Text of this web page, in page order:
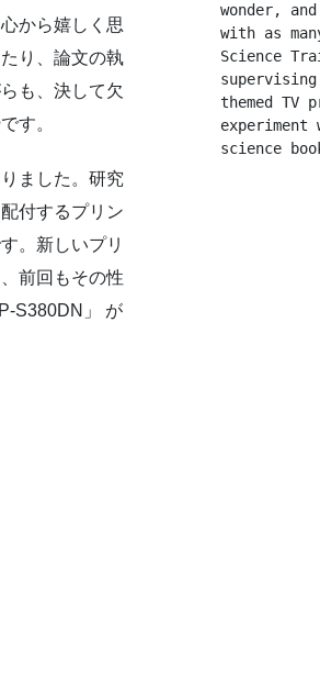
から嬉しく思
り、論文の執
も、決して欠
です。
ました。研究
付するプリン
。新しいプリ
前回もその性
S380DN」 が
wonder,
with as
Science
themed TV
experiment
science